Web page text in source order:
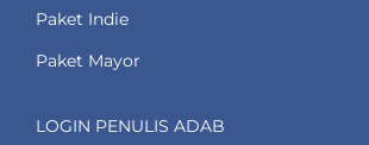
Paket Indie
Paket Mayor
LOGIN PENULIS ADAB